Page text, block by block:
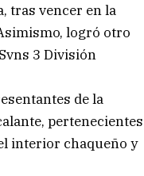
tras vencer en la
logró otro
3 División
de la
pertenecientes
interior chaqueño y